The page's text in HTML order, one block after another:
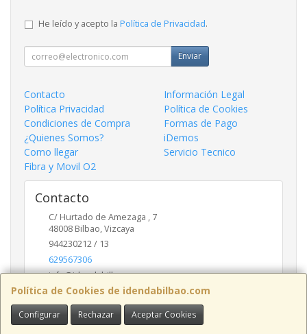
Política de Cookies de idendabilbao.com
Configurar Rechazar Aceptar Cookies
He leído y acepto la Política de Privacidad.
Enviar
Contacto
Información Legal
Política Privacidad
Política de Cookies
Condiciones de Compra
Formas de Pago
¿Quienes Somos?
iDemos
Como llegar
Servicio Tecnico
Fibra y Movil O2
Contacto
C/ Hurtado de Amezaga , 7
48008 Bilbao,Vizcaya
944230212 / 13
629567306
info@idendabilbao.com
Horario